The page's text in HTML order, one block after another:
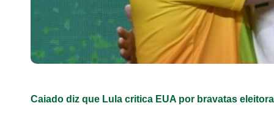
Caiado diz que Lula critica EUA por bravatas